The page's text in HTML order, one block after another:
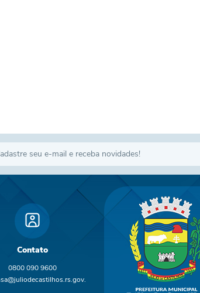
Contato
0800 090 9600